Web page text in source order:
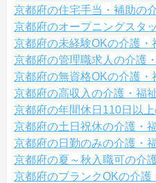
京都府の住宅手当・補助の
京都府のオープニングスタ
京都府の未経験OKの介護・
京都府の管理職求人の介護
京都府の無資格OKの介護・
京都府の高収入の介護・福
京都府の年間休日110日以
京都府の土日祝休の介護・
京都府の日勤のみの介護・
京都府の夏～秋入職可の介
京都府のブランクOKの介護